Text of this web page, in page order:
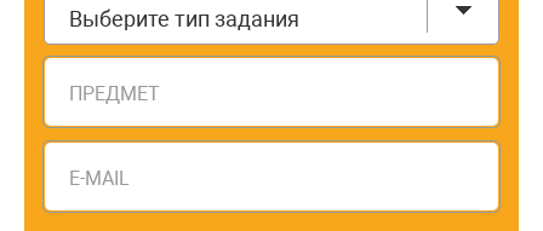
Выберите тип задания
ПРЕДМЕТ
E-MAIL